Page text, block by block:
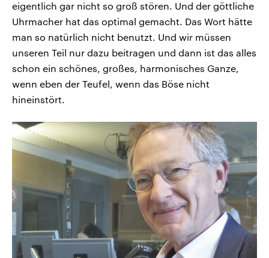
eigentlich gar nicht so groß stören. Und der göttliche
Uhrmacher hat das optimal gemacht. Das Wort hätte
man so natürlich nicht benutzt. Und wir müssen
unseren Teil nur dazu beitragen und dann ist das alles
schon ein schönes, großes, harmonisches Ganze,
wenn eben der Teufel, wenn das Böse nicht
hineinstört.